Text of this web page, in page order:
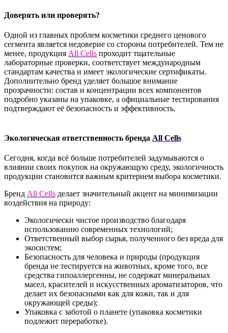
Доверять или проверять?
Одной из главных проблем косметики среднего ценового
сегмента является недоверие со стороны потребителей. Тем не
менее, продукция All Cells проходит тщательные
лабораторные проверки, соответствует международным
стандартам качества и имеет экологические сертификаты.
Дополнительно бренд уделяет большое внимание
прозрачности: состав и концентрации всех компонентов
подробно указаны на упаковке, а официальные тестирования
подтверждают её безопасность и эффективность.
Экологическая ответственность бренда All Cells
Сегодня, когда всё больше потребителей задумываются о
влиянии своих покупок на окружающую среду, экологичность
продукции становится важным критерием выбора косметики.
Бренд All Cells делает значительный акцент на минимизации
воздействия на природу:
Экологически чистое производство благодаря
использованию современных технологий;
Ответственный выбор сырья, полученного без вреда для
экосистем;
Безопасность для человека и природы (продукция
бренда не тестируется на животных, кроме того, все
средства гипоаллергенны, не содержат минеральных
масел, красителей и искусственных ароматизаторов, что
делает их безопасными как для кожи, так и для
окружающей среды);
Упаковка с заботой о планете (упаковка косметики
подлежит переработке).